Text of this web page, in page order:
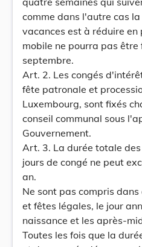
comme dans l'autre cas
vacances est à réduire en
mobile ne pourra pas
septembre.
Art. 2. Les congés
fête patronale et
Luxembourg, sont fixés
conseil communal sous
Gouvernement.
Art. 3. La durée totale
jours de congé ne peut
an.
Ne sont pas compris
et fêtes légales, le jour
naissance et les après-
Toutes les fois que la